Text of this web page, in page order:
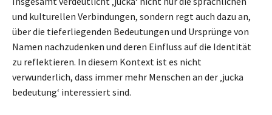
und kulturellen Verbindungen, sondern regt auch dazu an,
über die tieferliegenden Bedeutungen und Ursprünge von
Namen nachzudenken und deren Einfluss auf die Identität
zu reflektieren. In diesem Kontext ist es nicht
verwunderlich, dass immer mehr Menschen an der ‚jucka
bedeutung‘ interessiert sind.